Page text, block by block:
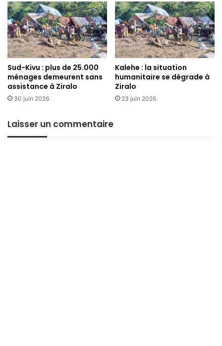
Sud-Kivu : plus de 25.000
ménages demeurent sans
assistance à Ziralo
30 juin 2026
Kalehe : la situation
humanitaire se dégrade à
Ziralo
23 juin 2026
Laisser un commentaire